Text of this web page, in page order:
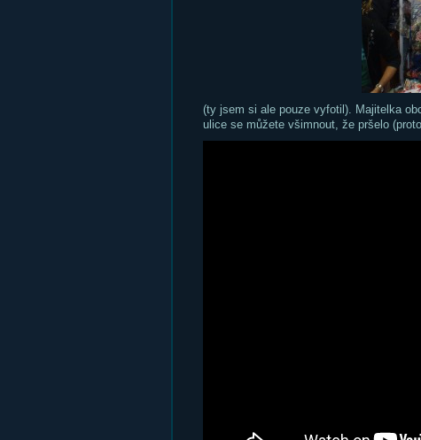
(ty jsem si ale pouze vyfotil). Majitelka
ulice se můžete všimnout, že pršelo